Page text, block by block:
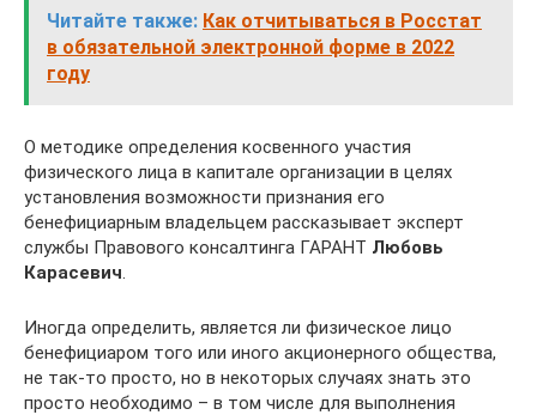
Читайте также: Как отчитываться в Росстат
в обязательной электронной форме в 2022
году
О методике определения косвенного участия
физического лица в капитале организации в целях
установления возможности признания его
бенефициарным владельцем рассказывает эксперт
службы Правового консалтинга ГАРАНТ Любовь
Карасевич
Иногда определить, является ли физическое лицо
бенефициаром того или иного акционерного общества,
не так-то просто, но в некоторых случаях знать это
просто необходимо – в том числе для выполнения